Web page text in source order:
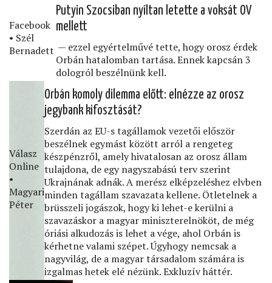
Facebook
• Szél
Bernadett
Putyin Szocsiban nyíltan letette a voksát OV
mellett
— ezzel egyértelművé tette, hogy orosz érdek
Orbán hatalomban tartása. Ennek kapcsán 3
dologról beszélnünk kell.
Válasz
Online
•
Magyari
Péter
Orbán komoly dilemma előtt: elnézze az orosz
jegybank kifosztását?
Szerdán az EU-s tagállamok vezetői először
beszélnek egymást között arról a rengeteg
készpénzről, amely hivatalosan az orosz állam
tulajdona, de egy nagyszabású terv szerint
Ukrajnának adnák. A merész elképzeléshez elvben
minden tagállam szavazata kellene. Ötletelnek a
brüsszeli jogászok, hogy ki lehet-e kerülni a
szavazáskor a magyar miniszterelnököt, de még
óriási alkudozás is lehet a vége, ahol Orbán is
kérhetne valami szépet. Úgyhogy nemcsak a
nagyvilág, de a magyar társadalom számára is
izgalmas hetek elé nézünk. Exkluzív háttér.